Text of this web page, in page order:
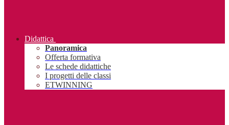
Didattica
Panoramica
Offerta formativa
Le schede didattiche
I progetti delle classi
ETWINNING